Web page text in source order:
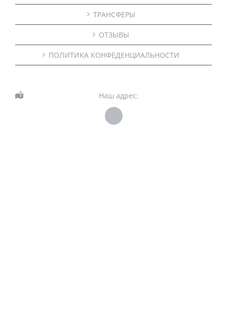
ТРАНСФЕРЫ
ОТЗЫВЫ
ПОЛИТИКА КОНФЕДЕНЦИАЛЬНОСТИ
Наш адрес: